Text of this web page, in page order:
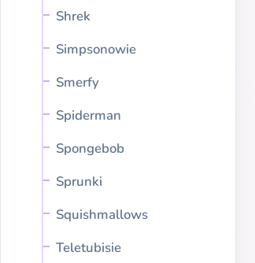
Shrek
Simpsonowie
Smerfy
Spiderman
Spongebob
Sprunki
Squishmallows
Teletubisie